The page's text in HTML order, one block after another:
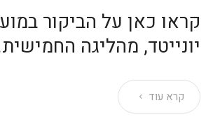
קראו כאן על הביקור
יונייטד, מהליגה
קרא עוד